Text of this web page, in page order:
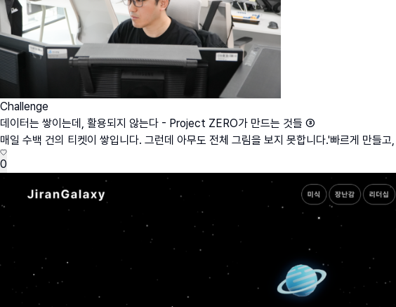
Challenge
데이터는 쌓이는데, 활용되지 않는다 - Project ZERO가 만드는 것들 ③
매일 수백 건의 티켓이 쌓입니다. 그런데 아무도 전체 그림을 보지 못합니다.'빠르게 만
0